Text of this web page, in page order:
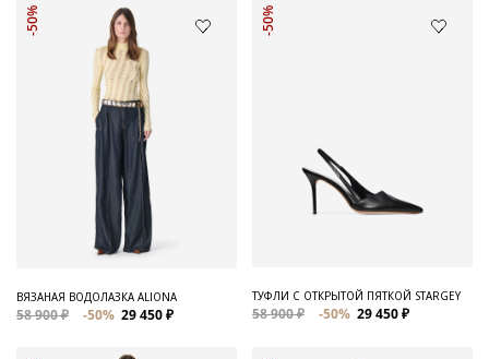
-50%
ВЯЗАНАЯ ВОДОЛАЗКА ALIONA
58 900 ₽ -50% 29 450 ₽
-50%
ТУФЛИ С ОТКРЫТОЙ ПЯТКОЙ STARGEY
58 900 ₽ -50% 29 450 ₽